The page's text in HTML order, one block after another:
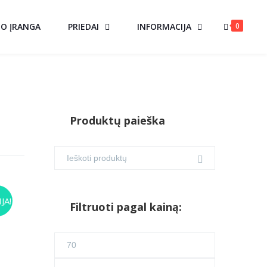
0
ĮRANGA PRIEDAI INFORMACIJA
Produktų paieška
Filtruoti pagal kainą: